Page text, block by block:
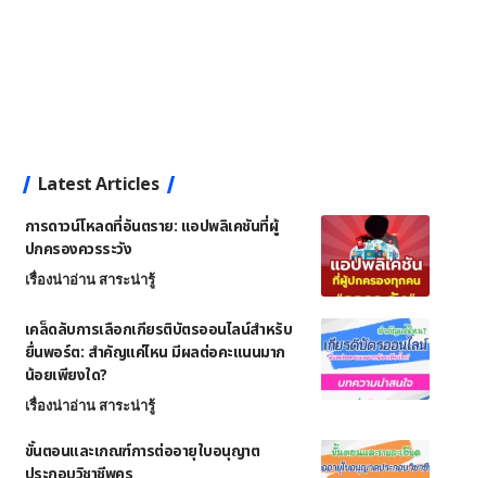
Latest Articles
การดาวน์โหลดที่อันตราย: แอปพลิเคชันที่ผู้
ปกครองควรระวัง
เรื่องน่าอ่าน สาระน่ารู้
เคล็ดลับการเลือกเกียรติบัตรออนไลน์สำหรับ
ยื่นพอร์ต: สำคัญแค่ไหน มีผลต่อคะแนนมาก
น้อยเพียงใด?
เรื่องน่าอ่าน สาระน่ารู้
ขั้นตอนและเกณฑ์การต่ออายุใบอนุญาต